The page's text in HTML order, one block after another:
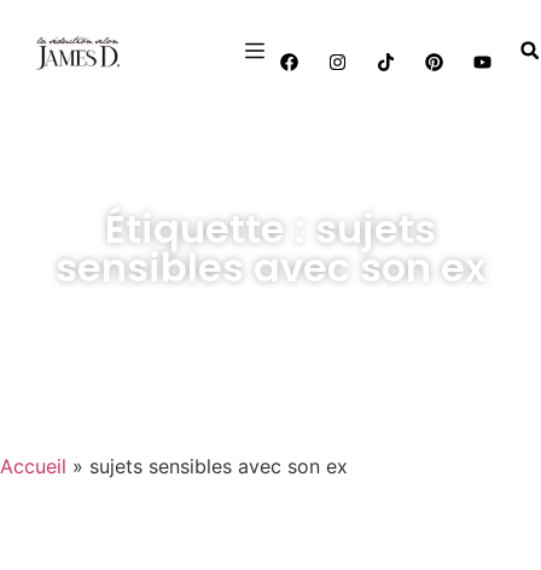
Étiquette : sujets
sensibles avec son ex
Accueil » sujets sensibles avec son ex